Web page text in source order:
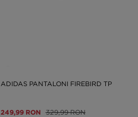
ADIDAS PANTALONI FIREBIRD TP
249,99 RON 329,99 RON